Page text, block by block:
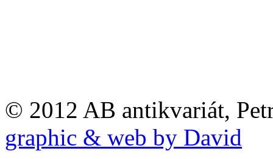
© 2012 AB antikvariát,
graphic & web by David